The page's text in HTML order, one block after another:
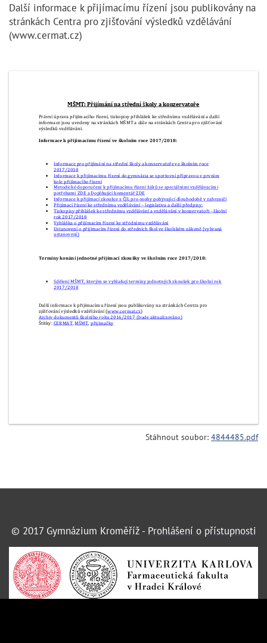
Další informace k přijímacímu řízení jsou publikovány na
stránkách Centra pro zjišťování výsledků vzdělávání
(www.cermat.cz)
Stáhnout soubor: 4844485.pdf
© 2017 Gymnázium Kroměříž - Prohlášení o přístupnosti